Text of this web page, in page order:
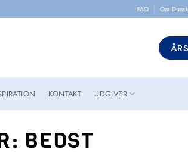
FAQ Om
KONTAKT UDGIVER
BEDST